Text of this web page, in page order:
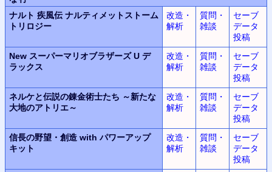
ナルト 疾風伝 ナルティメットストーム
トリロジー
改造・
解析
質問・
雑談
セーブ
データ
投稿
New スーパーマリオブラザーズ U デ
ラックス
改造・
解析
質問・
雑談
セーブ
データ
投稿
ネルケと伝説の錬金術士たち ～新たな
大地のアトリエ～
改造・
解析
質問・
雑談
セーブ
データ
投稿
信長の野望・創造 with パワーアップ
キット
改造・
解析
質問・
雑談
セーブ
データ
投稿